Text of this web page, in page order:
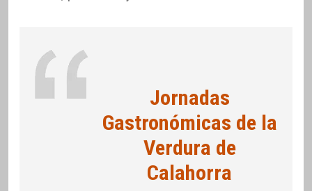
Jornadas
Gastronómicas de la
Verdura de
Calahorra